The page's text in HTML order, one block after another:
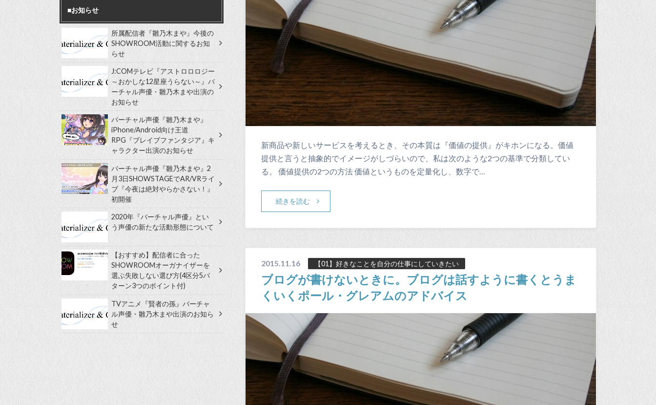
新商品や新しいサービスを考えるとき、その本質は『価値の提供』がキホンになる。価値
提供と言うと抽象的でイメージがしづらいので、私は次のような2つの基準で分類してい
る。 価値提供の2つの方法 価値というものを定量化し、数字で…
続きを読む
2015.11.16 【01】好きなことを自分の仕事にしていきたい
ブログが書けないときに。ブログは話すように書くとうま
くいくポール・グレアムのアドバイス
■お知らせ
所属配信者『雛乃木まや』今後の
SHOWROOM活動に関するお知
らせ
J:COMテレビ『アストロロロジー
～おかしな12星座うらない～』バ
ーチャル声優・雛乃木まや出演の
お知らせ
バーチャル声優『雛乃木まや』
iPhone/Android向け王道
RPG『ブレイブファンタジア』キ
ャラクター出演のお知らせ
バーチャル声優『雛乃木まや』2
月3日SHOWSTAGEでAR/VRライ
ブ『今夜は絶対やらかさない！』
初開催
2020年『バーチャル声優』とい
う声優の新たな活動形態について
【おすすめ】配信者に合った
SHOWROOMオーガナイザーを
選ぶ失敗しない選び方(4区分5パ
ターン3つのポイント付)
TVアニメ『賢者の孫』バーチャ
ル声優・雛乃木まや出演のお知ら
せ